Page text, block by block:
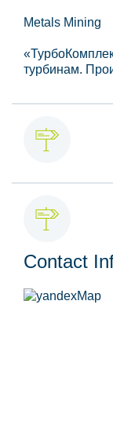
Metals Mining
турбинам.
Contact